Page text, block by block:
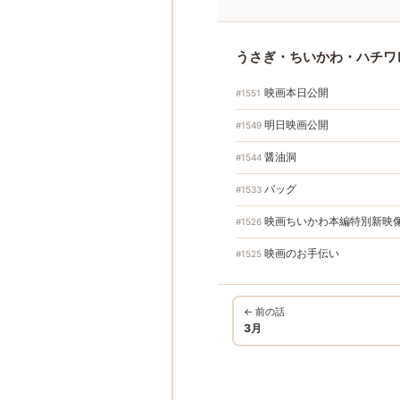
うさぎ・ちいかわ・ハチ
#1551 映画本日公開
#1549 明日映画公開
#1544 醤油洞
#1533 バッグ
#1526 映画ちいかわ本編特別新映
#1525 映画のお手伝い
← 前の話
3月